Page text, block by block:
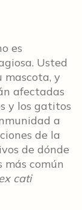
es
Usted
mascota, y
afectadas
y los gatitos
a
de la
de dónde
más común
cati